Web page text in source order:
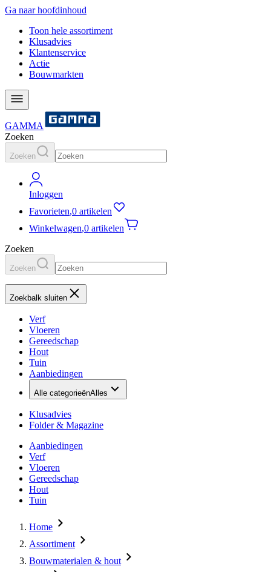
Ga naar hoofdinhoud
Toon hele assortiment
Klusadvies
Klantenservice
Actie
Bouwmarkten
GAMMA
Zoeken
Zoeken
Inloggen
Favorieten,0 artikelen
Winkelwagen,0 artikelen
Zoeken
Zoeken
Zoekbalk sluiten
Verf
Vloeren
Gereedschap
Hout
Tuin
Aanbiedingen
Alle categorieënAlles
Klusadvies
Folder & Magazine
Aanbiedingen
Verf
Vloeren
Gereedschap
Hout
Tuin
Home
Assortiment
Bouwmaterialen & hout